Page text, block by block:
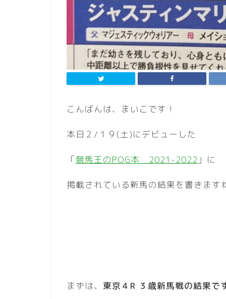
こんばんは、まいこです！
本日２/１９(土)にデビューした
「競馬王のPOG本 2021-2022 」に
掲載されている新馬の結果を書きます
まずは、 東京４R ３歳新馬戦の結果で